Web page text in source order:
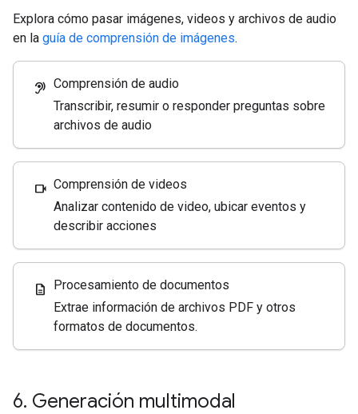
Explora cómo pasar imágenes, videos y archivos de audio
en la guía de comprensión de imágenes.
hearing Comprensión de audio
Transcribir, resumir o responder preguntas sobre
archivos de audio
videocam Comprensión de videos
Analizar contenido de video, ubicar eventos y
describir acciones
description
Procesamiento de documentos
Extrae información de archivos PDF y otros
formatos de documentos.
6. Generación multimodal